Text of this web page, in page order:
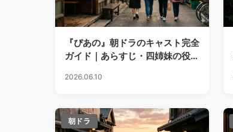
『ぴあの』朝ドラのキャスト完全
ガイド｜あらすじ・四姉妹の役
2026.06.10
朝ドラ